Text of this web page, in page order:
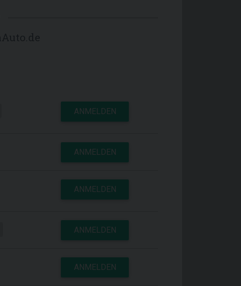
ANMELDEN
ANMELDEN
ANMELDEN
ANMELDEN
ANMELDEN